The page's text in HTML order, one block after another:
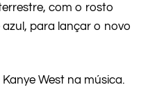
com o rosto
para lançar o novo
West na música.